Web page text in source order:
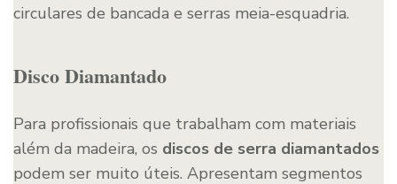
circulares de bancada e serras meia-esquadria.
Disco Diamantado
Para profissionais que trabalham com materiais
além da madeira, os discos de serra diamantados
podem ser muito úteis. Apresentam segmentos